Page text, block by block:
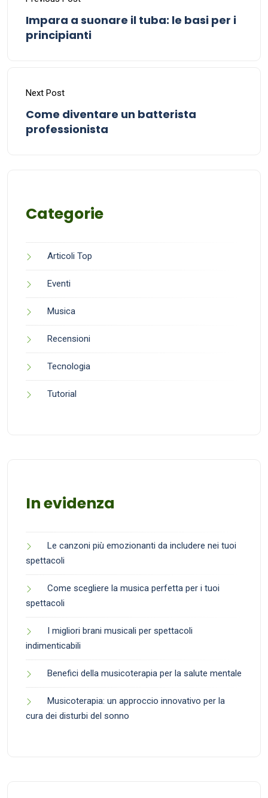
Impara a suonare il tuba: le basi per i
principianti
Next Post
Come diventare un batterista
professionista
Categorie
Articoli Top
Eventi
Musica
Recensioni
Tecnologia
Tutorial
In evidenza
Le canzoni più emozionanti da includere nei tuoi
spettacoli
Come scegliere la musica perfetta per i tuoi
spettacoli
I migliori brani musicali per spettacoli
indimenticabili
Benefici della musicoterapia per la salute mentale
Musicoterapia: un approccio innovativo per la
cura dei disturbi del sonno